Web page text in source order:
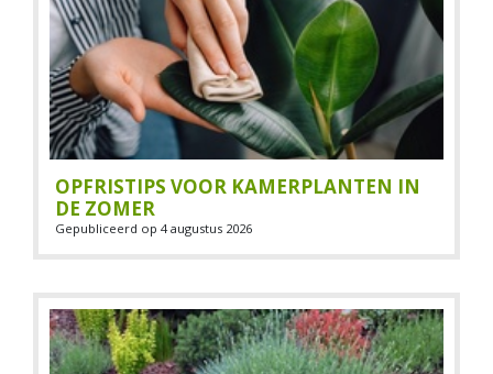
OPFRISTIPS VOOR KAMERPLANTEN IN
DE ZOMER
Gepubliceerd op 4 augustus 2026